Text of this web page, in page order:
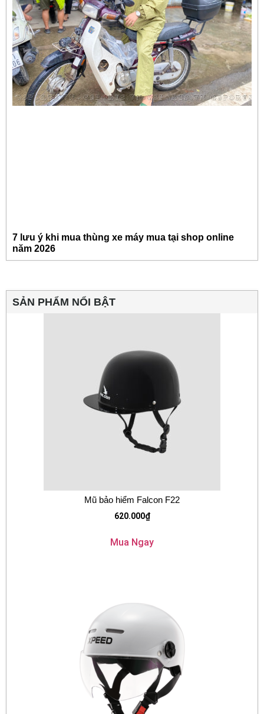
7 lưu ý khi mua thùng xe máy mua tại shop online
năm 2026
SẢN PHẨM NỔI BẬT
Mũ bảo hiểm Falcon F22
620.000₫
Mua Ngay